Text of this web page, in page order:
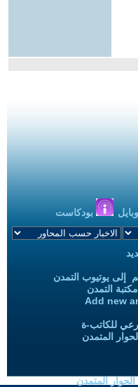
بودكاست
إلى يوتيوب التمدن
التمدن
Add new
للكاتب-ة
المتمدن
المتمدن